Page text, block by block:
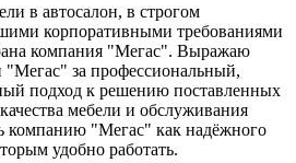
в автосалон, в строгом
корпоративными требованиями
компания "Мегас". Выражаю
"Мегас" за профессиональный,
подход к решению поставленных
мебели и обслуживания
компанию "Мегас" как надёжного
удобно работать.